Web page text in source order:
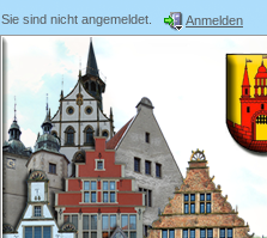
Sie sind nicht angemeldet. Anmelden